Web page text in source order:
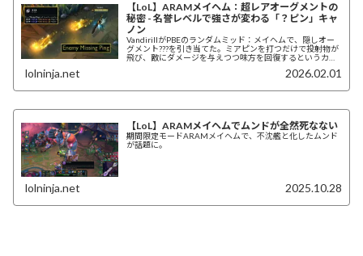
【LoL】ARAMメイヘム：超レアオーグメントの
秘密 - 名誉レベルで強さが変わる「？ピン」キャ
ノン
VandirillがPBEのランダムミッド：メイヘムで、隠しオー
グメント???を引き当てた。ミアピンを打つだけで投射物が
飛び、敵にダメージを与えつつ味方を回復するというカオ
lolninja.net 2026.02.01
【LoL】ARAMメイヘムでムンドが全然死なない
期間限定モードARAMメイヘムで、不沈艦と化したムンド
が話題に。
lolninja.net 2025.10.28